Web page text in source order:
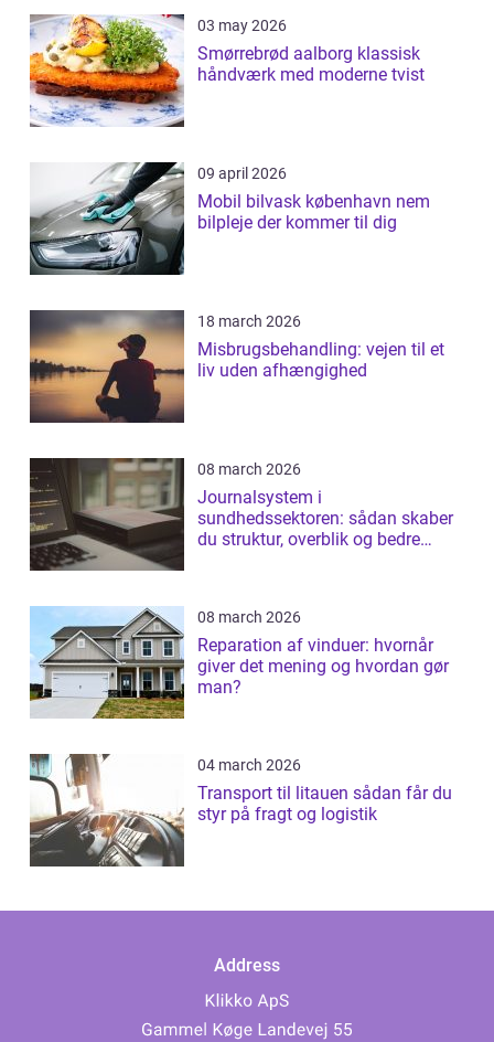
03 may 2026
Smørrebrød aalborg klassisk
håndværk med moderne tvist
09 april 2026
Mobil bilvask københavn nem
bilpleje der kommer til dig
18 march 2026
Misbrugsbehandling: vejen til et
liv uden afhængighed
08 march 2026
Journalsystem i
sundhedssektoren: sådan skaber
du struktur, overblik og bedre
08 march 2026
Reparation af vinduer: hvornår
giver det mening og hvordan gør
man?
04 march 2026
Transport til litauen sådan får du
styr på fragt og logistik
Address